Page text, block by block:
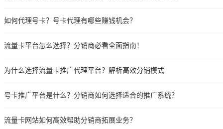
如何代理号卡？号卡代理有哪些赚钱机会？
流量卡平台怎么选择？分销商必看全面指南！
为什么选择流量卡推广代理平台？解析高效分销模式
号卡推广平台是什么？分销商如何选择适合的推广系统？
流量卡网站如何高效帮助分销商拓展业务？